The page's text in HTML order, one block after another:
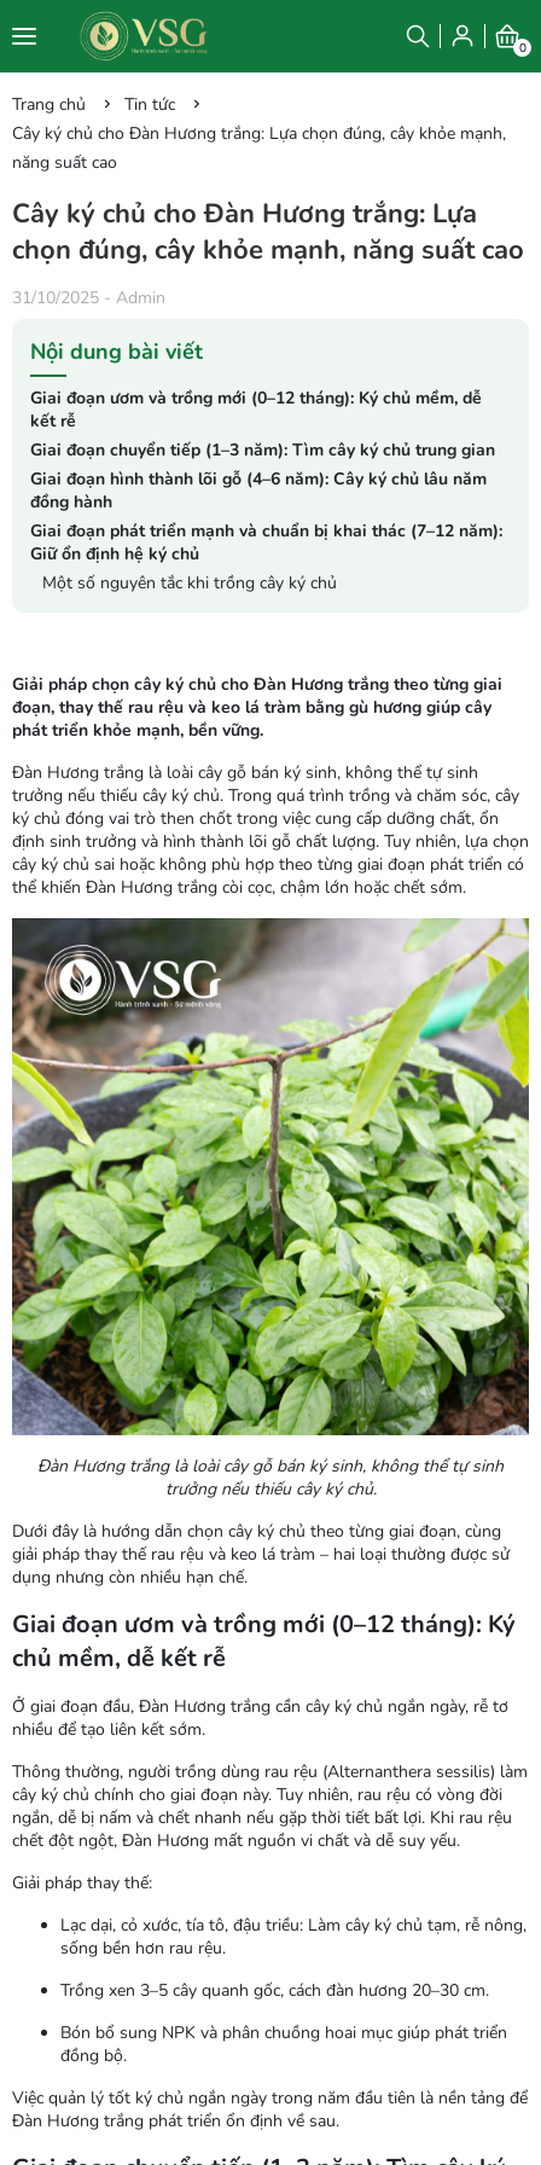
0
Trang chủ
Tin tức
Cây ký chủ cho Đàn Hương trắng: Lựa chọn đúng, cây khỏe mạnh,
năng suất cao
Cây ký chủ cho Đàn Hương trắng: Lựa
chọn đúng, cây khỏe mạnh, năng suất cao
31/10/2025 - Admin
Nội dung bài viết
Giai đoạn ươm và trồng mới (0–12 tháng): Ký chủ mềm, dễ
kết rễ
Giai đoạn chuyển tiếp (1–3 năm): Tìm cây ký chủ trung gian
Giai đoạn hình thành lõi gỗ (4–6 năm): Cây ký chủ lâu năm
đồng hành
Giai đoạn phát triển mạnh và chuẩn bị khai thác (7–12 năm):
Giữ ổn định hệ ký chủ
Một số nguyên tắc khi trồng cây ký chủ
Giải pháp chọn cây ký chủ cho Đàn Hương trắng theo từng giai
đoạn, thay thế rau rệu và keo lá tràm bằng gù hương giúp cây
phát triển khỏe mạnh, bền vững.
Đàn Hương trắng là loài cây gỗ bán ký sinh, không thể tự sinh
trưởng nếu thiếu cây ký chủ. Trong quá trình trồng và chăm sóc, cây
ký chủ đóng vai trò then chốt trong việc cung cấp dưỡng chất, ổn
định sinh trưởng và hình thành lõi gỗ chất lượng. Tuy nhiên, lựa chọn
cây ký chủ sai hoặc không phù hợp theo từng giai đoạn phát triển có
thể khiến Đàn Hương trắng còi cọc, chậm lớn hoặc chết sớm.
Đàn Hương trắng là loài cây gỗ bán ký sinh, không thể tự sinh
trưởng nếu thiếu cây ký chủ.
Dưới đây là hướng dẫn chọn cây ký chủ theo từng giai đoạn, cùng
giải pháp thay thế rau rệu và keo lá tràm – hai loại thường được sử
dụng nhưng còn nhiều hạn chế.
Giai đoạn ươm và trồng mới (0–12 tháng): Ký
chủ mềm, dễ kết rễ
Ở giai đoạn đầu, Đàn Hương trắng cần cây ký chủ ngắn ngày, rễ tơ
nhiều để tạo liên kết sớm.
Thông thường, người trồng dùng rau rệu (Alternanthera sessilis) làm
cây ký chủ chính cho giai đoạn này. Tuy nhiên, rau rệu có vòng đời
ngắn, dễ bị nấm và chết nhanh nếu gặp thời tiết bất lợi. Khi rau rệu
chết đột ngột, Đàn Hương mất nguồn vi chất và dễ suy yếu.
Giải pháp thay thế:
Lạc dại, cỏ xước, tía tô, đậu triều: Làm cây ký chủ tạm, rễ nông,
sống bền hơn rau rệu.
Trồng xen 3–5 cây quanh gốc, cách đàn hương 20–30 cm.
Bón bổ sung NPK và phân chuồng hoai mục giúp phát triển
đồng bộ.
Việc quản lý tốt ký chủ ngắn ngày trong năm đầu tiên là nền tảng để
Đàn Hương trắng phát triển ổn định về sau.